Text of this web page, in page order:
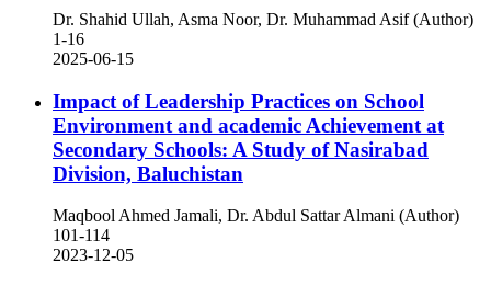
Dr. Shahid Ullah, Asma Noor, Dr. Muhammad Asif (Author)
1-16
2025-06-15
Impact of Leadership Practices on School
Environment and academic Achievement at
Secondary Schools: A Study of Nasirabad
Division, Baluchistan
Maqbool Ahmed Jamali, Dr. Abdul Sattar Almani (Author)
101-114
2023-12-05